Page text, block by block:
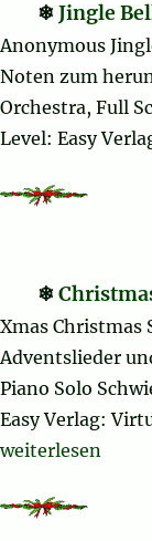
Jingle
Anonymous
Noten zum
Orchestra, Full
Level: Easy
Xmas Christmas
Adventslieder
Piano Solo
Easy Verlag:
„Christmas
weiterlesen